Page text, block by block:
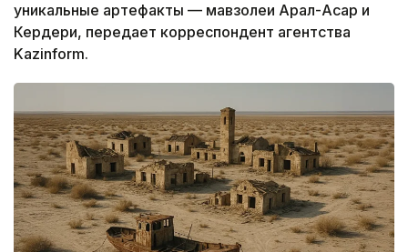
уникальные артефакты — мавзолеи Арал-Асар и
Кердери, передает корреспондент агентства
Kazinform.